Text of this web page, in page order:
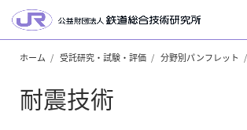
ホーム 受託研究・試験・評価 分野別パンフレット
耐震技術